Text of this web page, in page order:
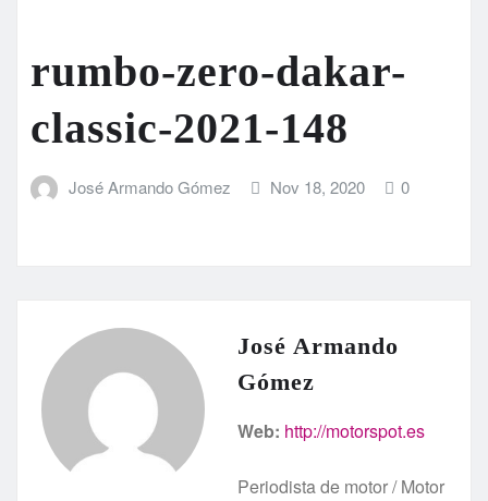
rumbo-zero-dakar-
classic-2021-148
José Armando Gómez Nov 18, 2020 0
José Armando
Gómez
Web: http://motorspot.es
Periodista de motor / Motor